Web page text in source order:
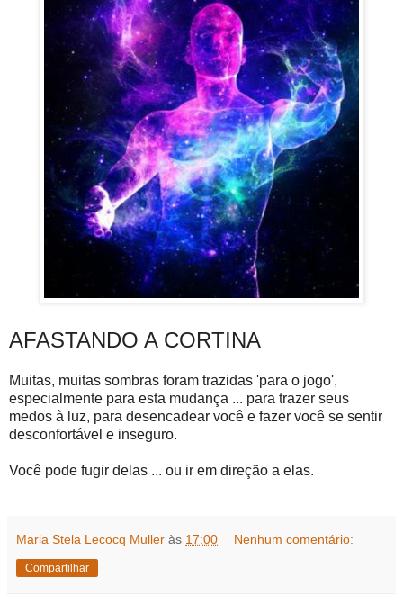
AFASTANDO A CORTINA
Muitas, muitas sombras foram trazidas 'para o jogo',
especialmente para esta mudança ... para trazer seus
medos à luz, para desencadear você e fazer você se sentir
desconfortável e inseguro.
Você pode fugir delas ... ou ir em direção a elas.
Maria Stela Lecocq Muller às 17:00 Nenhum comentário:
Compartilhar